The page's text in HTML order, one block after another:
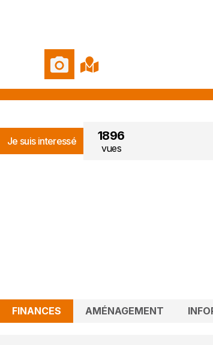
Foto's Kaart
Je suis interessé 1896
vues
FINANCES AMÉNAGEMENT